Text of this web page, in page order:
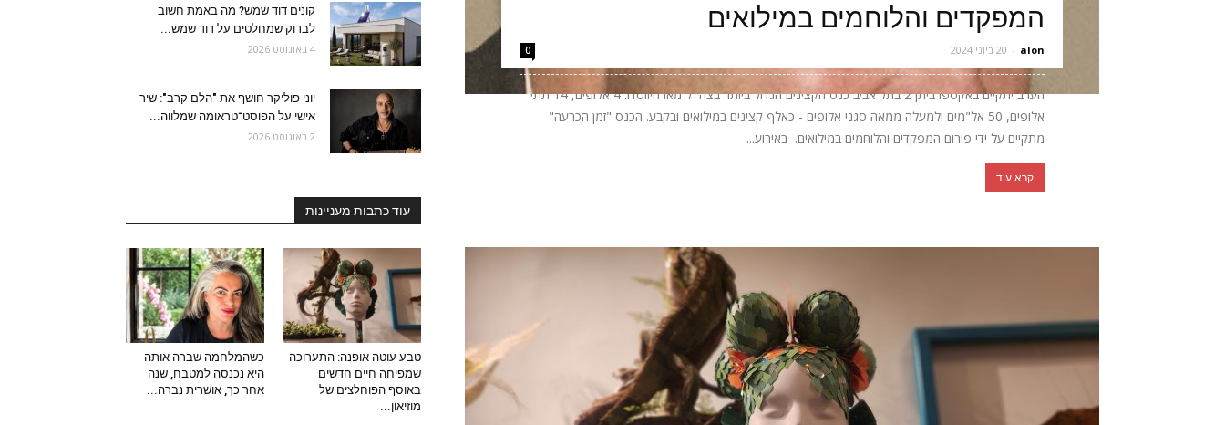
המפקדים והלוחמים במילואים
alon
- 20 ביוני 2024 0
הערב יתקיים באקספו ביתן 2 בתל אביב כנס הקצינים הגדול ביותר בצה״ל מאז היווסדו: 4 אלופים, 14 תתי
אלופים, 50 אל"מים ולמעלה ממאה סגני אלופים - כאלף קצינים במילואים ובקבע. הכנס "זמן הכרעה"
מתקיים על ידי פורום המפקדים והלוחמים במילואים. באירוע...
קרא עוד
קונים דוד שמש? מה באמת חשוב
לבדוק שמחלטים על דוד שמש...
4 באוגוסט 2026
יוני פוליקר חושף את "הלם קרב": שיר
אישי על הפוסט־טראומה שמלווה...
2 באוגוסט 2026
עוד כתבות מעניינות
טבע עוטה אופנה: התערוכה
שמפיחה חיים חדשים
באוסף הפוחלצים של
מוזיאון...
כשהמלחמה שברה אותה
היא נכנסה למטבח, שנה
אחר כך, אושרית נברה...